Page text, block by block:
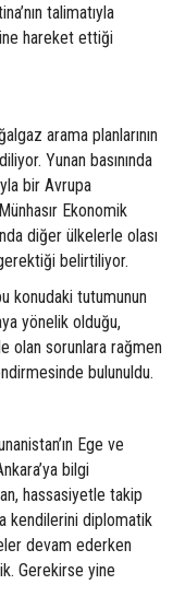
talimatıyla
hareket ettiği
arama planlarının
Yunan basınında
bir Avrupa
Ekonomik
diğer ülkelerle olası
gerektiği belirtiliyor.
konudaki tutumunun
yönelik olduğu,
olan sorunlara rağmen
bulunuldu.
Ege ve
bilgi
hassasiyetle takip
kendilerini diplomatik
devam ederken
Gerekirse yine